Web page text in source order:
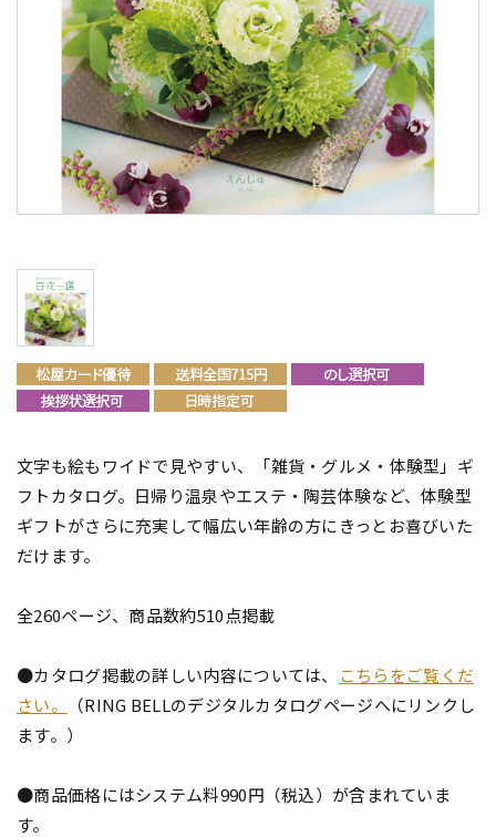
文字も絵もワイドで見やすい、「雑貨・グルメ・体験型」ギ
フトカタログ。日帰り温泉やエステ・陶芸体験など、体験型
ギフトがさらに充実して幅広い年齢の方にきっとお喜びいた
だけます。
全260ページ、商品数約510点掲載
●カタログ掲載の詳しい内容については、
こちらをご覧くだ
さい。
（RING BELLのデジタルカタログページへにリンクし
ます。）
●商品価格にはシステム料990円（税込）が含まれていま
す。